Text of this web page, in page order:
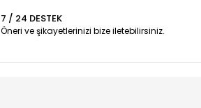
7 / 24 DESTEK
Öneri ve şikayetlerinizi bize iletebilirsiniz.